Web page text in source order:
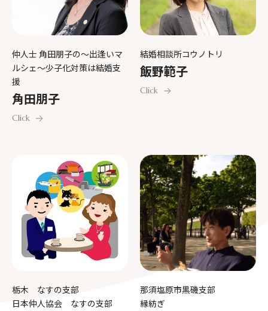
仲人士 角田朋子の～出逢いマ
ルシェ～少子化対策は結婚支
援
角田朋子
Click
結婚相談所コウノトリ
飯野範子
Click
栃木 なすの支部
日本仲人協会 なすの支部
那須塩原市黒磯支部
縁紡ぎ